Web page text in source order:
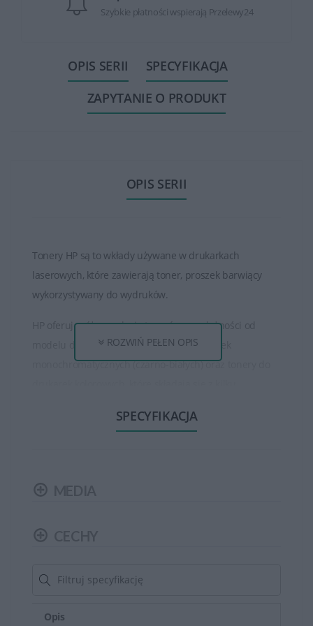
Szybkie płatności wspierają Przelewy24
OPIS SERII
SPECYFIKACJA
ZAPYTANIE O PRODUKT
OPIS SERII
Tonery HP są to wkłady używane w drukarkach
laserowych, które zawierają toner, proszek barwiący
wykorzystywany do wydruków.
HP oferuje różne rodzaje tonerów, w zależności od
modelu drukarki. Istnieją tonery do drukarek
monochromatycznych (czarno-białych) oraz tonery do
Tonery HP są dostępne w różnych pojemnościach, od
standardowe, co jest korzystne dla osób, które drukują
Tonery HP zapewniają wysoką jakość wydruku, oferując
grafiki. Są one opracowane w taki sposób, aby zapewnić
ROZWIŃ PEŁEN OPIS
SPECYFIKACJA
Opis